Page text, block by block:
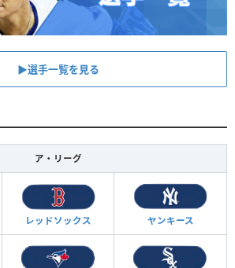
▶︎選手一覧を見る
ア・リーグ
レッドソックス ヤンキース